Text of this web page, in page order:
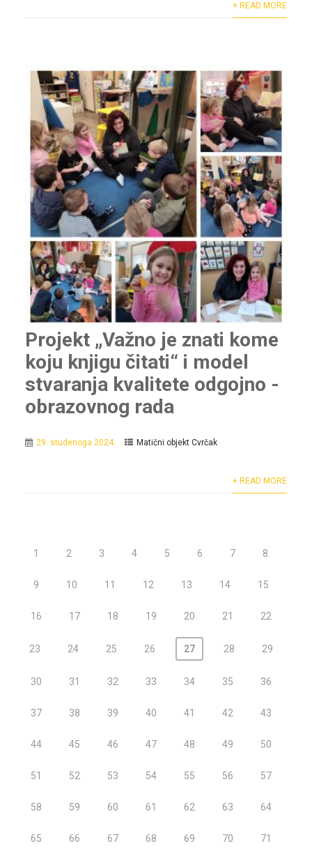
+ READ MORE
Projekt „Važno je znati kome
koju knjigu čitati“ i model
stvaranja kvalitete odgojno -
obrazovnog rada
29. studenoga 2024. Matični objekt Cvrčak
+ READ MORE
1 2 3 4 5 6 7 8
9 10 11 12 13 14 15
16 17 18 19 20 21 22
23 24 25 26 27 28 29
30 31 32 33 34 35 36
37 38 39 40 41 42 43
44 45 46 47 48 49 50
51 52 53 54 55 56 57
58 59 60 61 62 63 64
65 66 67 68 69 70 71